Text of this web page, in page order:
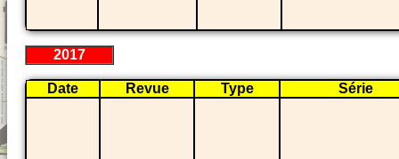
2017
Date Revue Type Série